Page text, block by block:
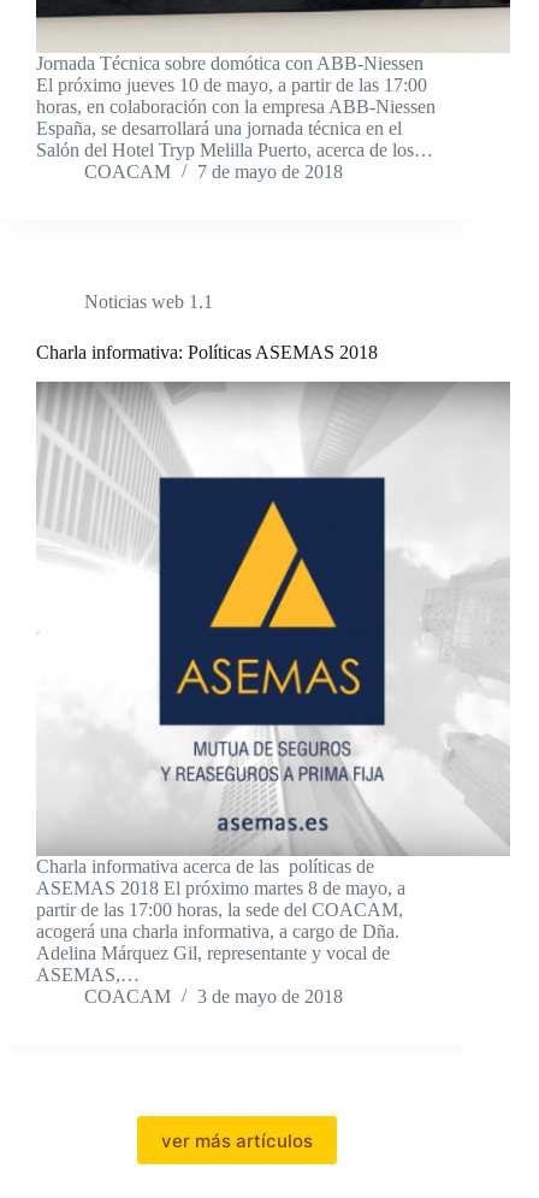
Jornada Técnica sobre domótica con ABB-Niessen
El próximo jueves 10 de mayo, a partir de las 17:00
horas, en colaboración con la empresa ABB-Niessen
España, se desarrollará una jornada técnica en el
Salón del Hotel Tryp Melilla Puerto, acerca de los…
COACAM
7 de mayo de 2018
Noticias web 1.1
Charla informativa: Políticas ASEMAS 2018
Charla informativa acerca de las políticas de
ASEMAS 2018 El próximo martes 8 de mayo, a
partir de las 17:00 horas, la sede del COACAM,
acogerá una charla informativa, a cargo de Dña.
Adelina Márquez Gil, representante y vocal de
ASEMAS,…
COACAM
3 de mayo de 2018
ver más artículos